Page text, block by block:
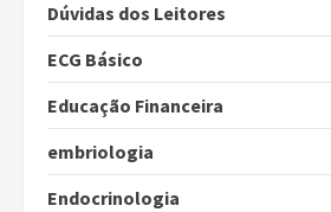
Dúvidas dos Leitores
ECG Básico
Educação Financeira
embriologia
Endocrinologia